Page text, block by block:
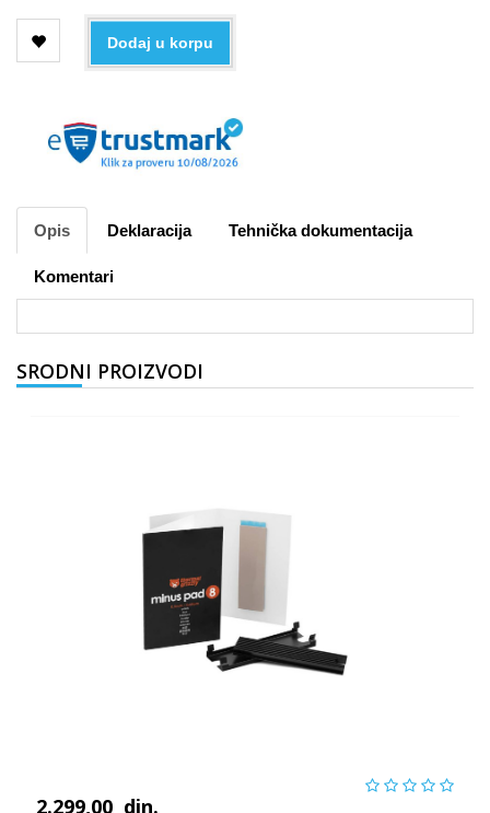
Dodaj u korpu
Opis Deklaracija Tehnička dokumentacija
Komentari
SRODNI PROIZVODI
2.299,00 din.